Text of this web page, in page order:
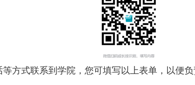
方式联系到学院，您可填写以上表单，以便